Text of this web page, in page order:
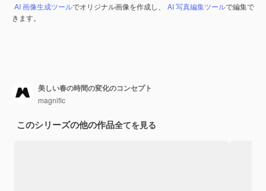
AI 画像生成ツールでオリジナル画像を作成し、 AI 写真編集ツールで編集で
きます。
美しい春の時間の変化のコンセプト
magnific
このシリーズの他の作品全てを見る